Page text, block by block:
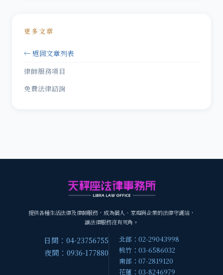
更多文章
← 返回文章列表
律師服務項目
免費法律諮詢
提供各種生活法律及律師服務，成為個人、家庭與企業的法律守護站，
讓法律服務沒有死角。
日間：04-23756755
夜間：0936-177880
北部：02-29043998
桃竹：03-6586032
南部：07-2819120
花蓮：03-8246979